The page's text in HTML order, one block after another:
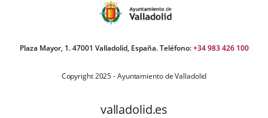
Plaza Mayor, 1. 47001 Valladolid, España. Teléfono:+34 983 426 100
Copyright 2025 - Ayuntamiento de Valladolid
valladolid.es